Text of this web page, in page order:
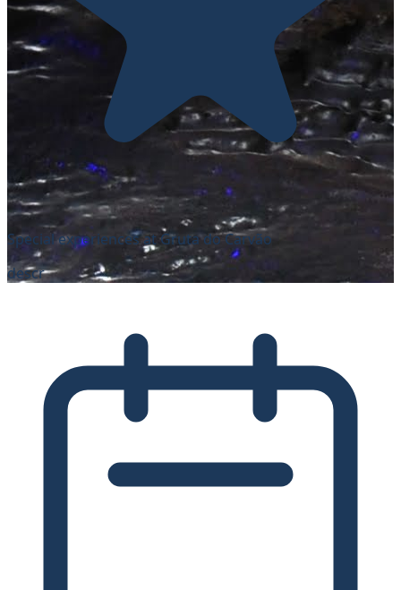
Special experiences at Gruta do Carvão
descr